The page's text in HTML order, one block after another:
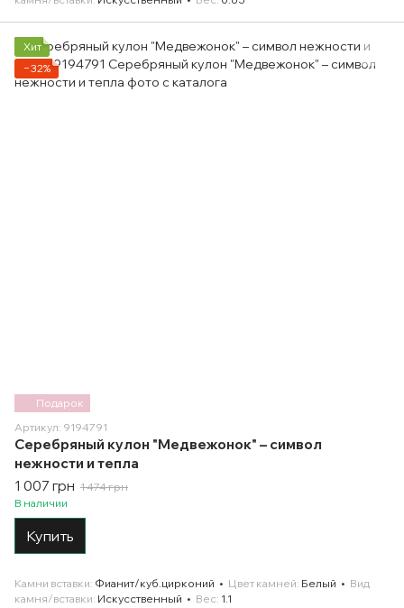
Подарок
Хит
−32%
Артикул: 9194791
Серебряный кулон "Медвежонок" – символ
нежности и тепла
1 007 грн 1 474 грн
В наличии
Купить
Камни вставки Фианит/куб.цирконий Цвет камней Белый
Вид
камня/вставки Искусственный Вес 1.1